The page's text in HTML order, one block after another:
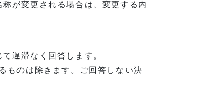
が変更される場合は、変更する内
遅滞なく回答します。
ものは除きます。ご回答しない決